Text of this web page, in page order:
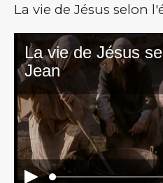
La vie de Jésus selon